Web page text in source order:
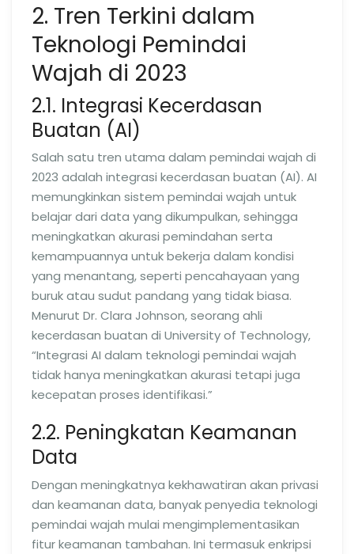
2. Tren Terkini dalam
Teknologi Pemindai
Wajah di 2023
2.1. Integrasi Kecerdasan
Buatan (AI)
Salah satu tren utama dalam pemindai wajah di
2023 adalah integrasi kecerdasan buatan (AI). AI
memungkinkan sistem pemindai wajah untuk
belajar dari data yang dikumpulkan, sehingga
meningkatkan akurasi pemindahan serta
kemampuannya untuk bekerja dalam kondisi
yang menantang, seperti pencahayaan yang
buruk atau sudut pandang yang tidak biasa.
Menurut Dr. Clara Johnson, seorang ahli
kecerdasan buatan di University of Technology,
“Integrasi AI dalam teknologi pemindai wajah
tidak hanya meningkatkan akurasi tetapi juga
kecepatan proses identifikasi.”
2.2. Peningkatan Keamanan
Data
Dengan meningkatnya kekhawatiran akan privasi
dan keamanan data, banyak penyedia teknologi
pemindai wajah mulai mengimplementasikan
fitur keamanan tambahan. Ini termasuk enkripsi